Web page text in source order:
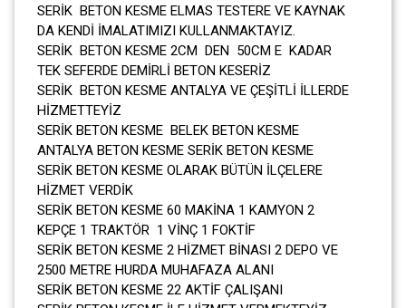
SERİK BETON KESME ELMAS TESTERE VE KAYNAK
DA KENDİ İMALATIMIZI KULLANMAKTAYIZ.
SERİK BETON KESME 2CM DEN 50CM E KADAR
TEK SEFERDE DEMİRLİ BETON KESERİZ
SERİK BETON KESME ANTALYA VE ÇEŞİTLİ İLLERDE
HİZMETTEYİZ
SERİK BETON KESME BELEK BETON KESME
ANTALYA BETON KESME SERİK BETON KESME
SERİK BETON KESME OLARAK BÜTÜN İLÇELERE
HİZMET VERDİK
SERİK BETON KESME 60 MAKİNA 1 KAMYON 2
KEPÇE 1 TRAKTÖR 1 VİNÇ 1 FOKTİF
SERİK BETON KESME 2 HİZMET BİNASI 2 DEPO VE
2500 METRE HURDA MUHAFAZA ALANI
SERİK BETON KESME 22 AKTİF ÇALIŞANI